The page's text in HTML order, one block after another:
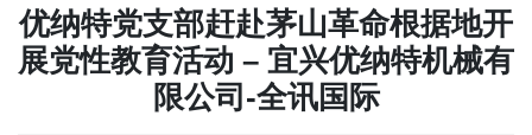
优纳特党支部赶赴茅山革命根据地开
展党性教育活动 – 宜兴优纳特机械有
限公司-全讯国际